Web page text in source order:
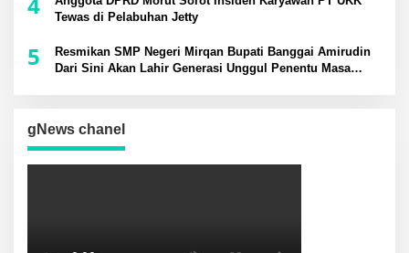
Tewas di Pelabuhan Jetty
5
Resmikan SMP Negeri Mirqan Bupati Banggai Amirudin
Dari Sini Akan Lahir Generasi Unggul Penentu Masa
gNews chanel